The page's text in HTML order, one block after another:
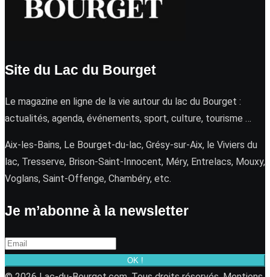
Site du Lac du Bourget
Le magazine en ligne de la vie autour du lac du Bourget :
actualités, agenda, événements, sport, culture, tourisme …
Aix-les-Bains, Le Bourget-du-lac, Grésy-sur-Aix, le Viviers du
lac, Tresserve, Brison-Saint-Innocent, Méry, Entrelacs, Mouxy,
Voglans, Saint-Offenge, Chambéry, etc.
Je m’abonne à la newsletter
OK !